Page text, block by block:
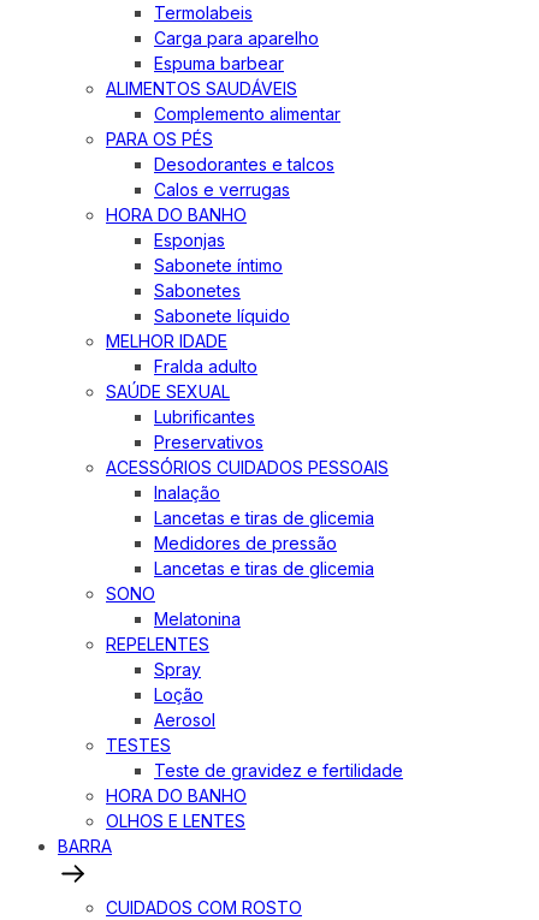
Termolabeis
Carga para aparelho
Espuma barbear
ALIMENTOS SAUDÁVEIS
Complemento alimentar
PARA OS PÉS
Desodorantes e talcos
Calos e verrugas
HORA DO BANHO
Esponjas
Sabonete íntimo
Sabonetes
Sabonete líquido
MELHOR IDADE
Fralda adulto
SAÚDE SEXUAL
Lubrificantes
Preservativos
ACESSÓRIOS CUIDADOS PESSOAIS
Inalação
Lancetas e tiras de glicemia
Medidores de pressão
Lancetas e tiras de glicemia
SONO
Melatonina
REPELENTES
Spray
Loção
Aerosol
TESTES
Teste de gravidez e fertilidade
HORA DO BANHO
OLHOS E LENTES
BARRA
CUIDADOS COM ROSTO